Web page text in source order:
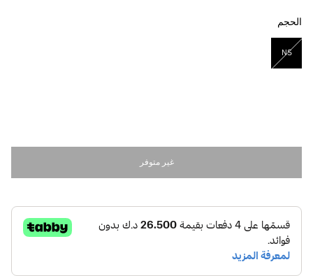
الحجم
NS
مختار
غير متوفر